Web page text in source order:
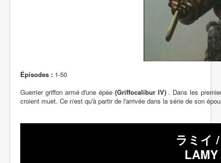
Épisodes : 1-50
Guerrier griffon armé d'une épée (Griffocalibur IV). Dans les
croient muet. Ce n'est qu'à partir de l'arrivée dans la série de son
ラミイ